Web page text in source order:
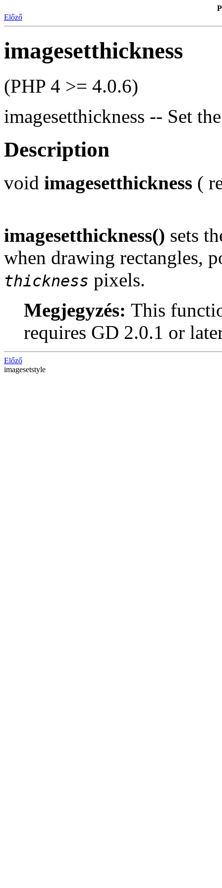
Előző
imagesetthickness
(PHP 4 >= 4.0.6)
imagesetthickness -- Set
Description
void imagesetthickness (
imagesetthickness() sets
when drawing rectangles,
thickness pixels.
Megjegyzés: This
requires GD 2.0.1 or
Előző
imagesetstyle